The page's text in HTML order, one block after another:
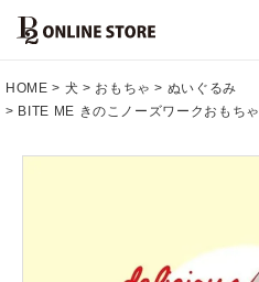
HOME 犬 おもちゃ
ぬいぐるみ
BITE ME きのこノーズワークおもちゃ